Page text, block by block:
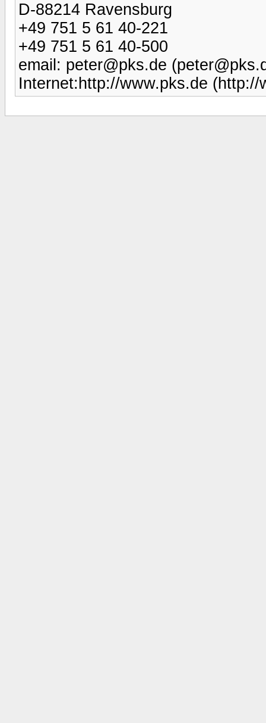
D-88214 Ravensburg
+49 751 5 61 40-221
+49 751 5 61 40-500
email: peter@pks.de
Internet:http://www.pks.de